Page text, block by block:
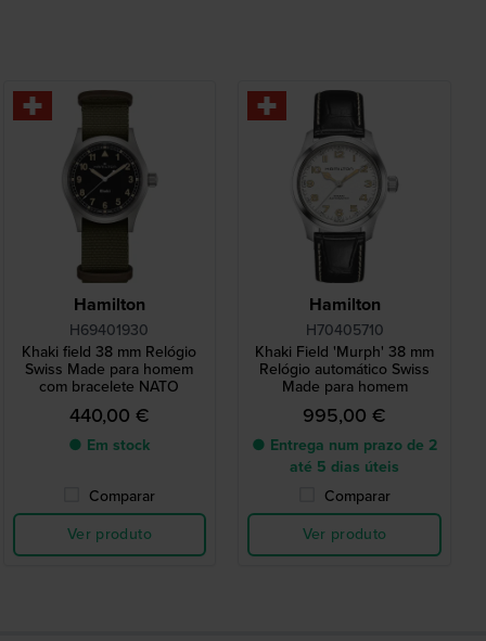
Hamilton
H69401930
Khaki field 38 mm Relógio
Swiss Made para homem
com bracelete NATO
440,00 €
● Em stock
Comparar
Ver produto
Hamilton
H70405710
Khaki Field 'Murph' 38 mm
Relógio automático Swiss
Made para homem
995,00 €
● Entrega num prazo de 2
até 5 dias úteis
Comparar
Ver produto